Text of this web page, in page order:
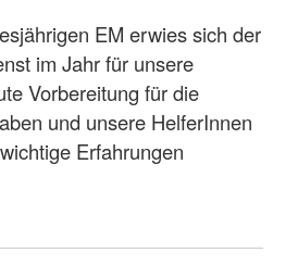
EM erwies sich der
im Jahr für unsere
Vorbereitung für die
und unsere HelferInnen
Erfahrungen